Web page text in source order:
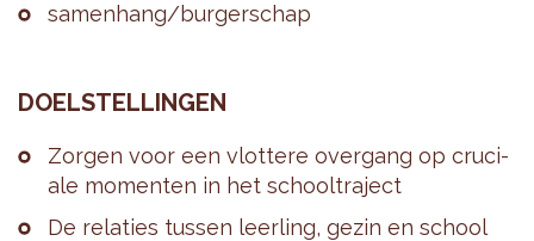
sa­men­hang/bur­ger­schap
DOEL­STEL­LIN­GEN
Zor­gen voor een vlot­te­re over­gang op cru­ci­
a­le mo­men­ten in het school­tra­ject
De re­la­ties tus­sen leer­ling, gezin en school